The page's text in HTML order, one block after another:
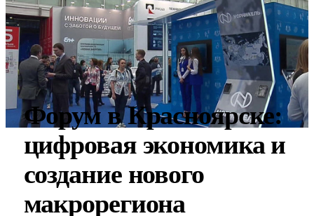
Форум в Красноярске:
цифровая экономика и
создание нового
макрорегиона